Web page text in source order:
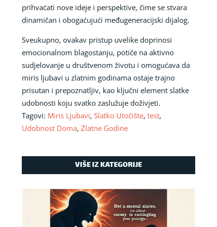
prihvaćati nove ideje i perspektive, čime se stvara
dinamičan i obogaćujući međugeneracijski dijalog.
Sveukupno, ovakav pristup uvelike doprinosi
emocionalnom blagostanju, potiče na aktivno
sudjelovanje u društvenom životu i omogućava da
miris ljubavi u zlatnim godinama ostaje trajno
prisutan i prepoznatljiv, kao ključni element slatke
udobnosti koju svatko zaslužuje doživjeti.
Tagovi: Miris Ljubavi, Slatko Utočište, test,
Udobnost Doma, Zlatne Godine
VIŠE IZ KATEGORIJE